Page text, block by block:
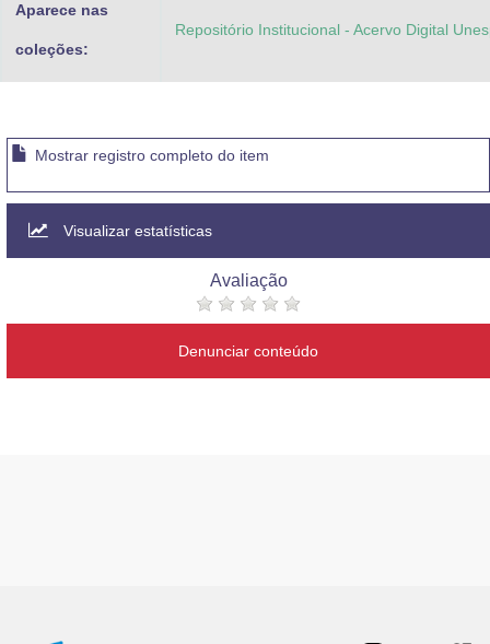
Aparece nas
coleções:
Repositório Institucional - Acervo Digital
Mostrar registro completo do item
Visualizar estatísticas
Avaliação
Denunciar conteúdo